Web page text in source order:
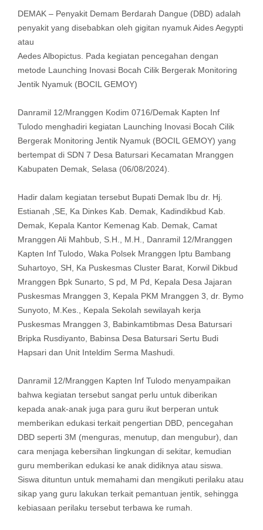
DEMAK – Penyakit Demam Berdarah Dangue (DBD) adalah
penyakit yang disebabkan oleh gigitan nyamuk Aides Aegypti
atau
Aedes Albopictus. Pada kegiatan pencegahan dengan
metode Launching Inovasi Bocah Cilik Bergerak Monitoring
Jentik Nyamuk (BOCIL GEMOY)
Danramil 12/Mranggen Kodim 0716/Demak Kapten Inf
Tulodo menghadiri kegiatan Launching Inovasi Bocah Cilik
Bergerak Monitoring Jentik Nyamuk (BOCIL GEMOY) yang
bertempat di SDN 7 Desa Batursari Kecamatan Mranggen
Kabupaten Demak, Selasa (06/08/2024).
Hadir dalam kegiatan tersebut Bupati Demak Ibu dr. Hj.
Estianah ,SE, Ka Dinkes Kab. Demak, Kadindikbud Kab.
Demak, Kepala Kantor Kemenag Kab. Demak, Camat
Mranggen Ali Mahbub, S.H., M.H., Danramil 12/Mranggen
Kapten Inf Tulodo, Waka Polsek Mranggen Iptu Bambang
Suhartoyo, SH, Ka Puskesmas Cluster Barat, Korwil Dikbud
Mranggen Bpk Sunarto, S pd, M Pd, Kepala Desa Jajaran
Puskesmas Mranggen 3, Kepala PKM Mranggen 3, dr. Bymo
Sunyoto, M.Kes., Kepala Sekolah sewilayah kerja
Puskesmas Mranggen 3, Babinkamtibmas Desa Batursari
Bripka Rusdiyanto, Babinsa Desa Batursari Sertu Budi
Hapsari dan Unit Inteldim Serma Mashudi.
Danramil 12/Mranggen Kapten Inf Tulodo menyampaikan
bahwa kegiatan tersebut sangat perlu untuk diberikan
kepada anak-anak juga para guru ikut berperan untuk
memberikan edukasi terkait pengertian DBD, pencegahan
DBD seperti 3M (menguras, menutup, dan mengubur), dan
cara menjaga kebersihan lingkungan di sekitar, kemudian
guru memberikan edukasi ke anak didiknya atau siswa.
Siswa dituntun untuk memahami dan mengikuti perilaku atau
sikap yang guru lakukan terkait pemantuan jentik, sehingga
kebiasaan perilaku tersebut terbawa ke rumah.